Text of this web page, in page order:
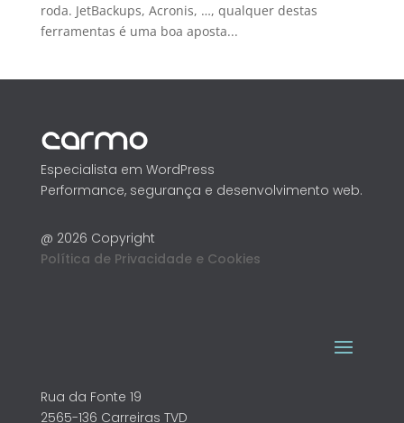
roda. JetBackups, Acronis, …, qualquer destas
ferramentas é uma boa aposta...
Especialista em WordPress
Performance, segurança e desenvolvimento web.
@ 2026 Copyright
Política de Privacidade e Cookies
Rua da Fonte 19
2565-136 Carreiras TVD